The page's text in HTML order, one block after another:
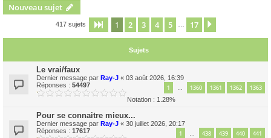
Nouveau sujet
417 sujets Page 1sur17
1 2 3 4 5 17
Sujets
Le vrai/faux
Dernier message par Ray-J « 03 août 2026, 16:39
Réponses : 54497 1 … 1360 1361 1362 1363
Notation : 1.28%
Pour se connaitre mieux...
Dernier message par Ray-J « 30 juillet 2026, 20:17
Réponses : 17617 1 … 438 439 440 441